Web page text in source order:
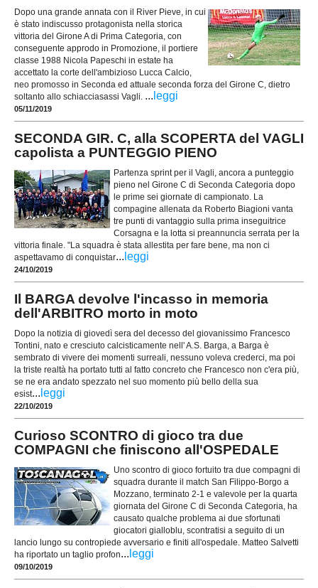
Dopo una grande annata con il River Pieve, in cui
è stato indiscusso protagonista nella storica
vittoria del Girone A di Prima Categoria, con
conseguente approdo in Promozione, il portiere
classe 1988 Nicola Papeschi in estate ha
accettato la corte dell'ambizioso Lucca Calcio,
neo promosso in Seconda ed attuale seconda forza del Girone C, dietro
soltanto allo schiacciasassi Vagli. ... leggi
05/11/2019
SECONDA GIR. C, alla SCOPERTA del VAGLI
capolista a PUNTEGGIO PIENO
Partenza sprint per il Vagli, ancora a punteggio
pieno nel Girone C di Seconda Categoria dopo
le prime sei giornate di campionato. La
compagine allenata da Roberto Biagioni vanta
tre punti di vantaggio sulla prima inseguitrice
Corsagna e la lotta si preannuncia serrata per la
vittoria finale. "La squadra è stata allestita per fare bene, ma non ci
aspettavamo di conquistar... leggi
24/10/2019
Il BARGA devolve l'incasso in memoria
dell'ARBITRO morto in moto
Dopo la notizia di giovedì sera del decesso del giovanissimo Francesco
Tontini, nato e cresciuto calcisticamente nell' A.S. Barga, a Barga è
sembrato di vivere dei momenti surreali, nessuno voleva crederci, ma poi
la triste realtà ha portato tutti al fatto concreto che Francesco non c'era più,
se ne era andato spezzato nel suo momento più bello della sua
esist... leggi
22/10/2019
Curioso SCONTRO di gioco tra due
COMPAGNI che finiscono all'OSPEDALE
Uno scontro di gioco fortuito tra due compagni di
squadra durante il match San Filippo-Borgo a
Mozzano, terminato 2-1 e valevole per la quarta
giornata del Girone C di Seconda Categoria, ha
causato qualche problema ai due sfortunati
giocatori gialloblu, scontratisi a seguito di un
lancio lungo su contropiede avversario e finiti all'ospedale. Matteo Salvetti
ha riportato un taglio profon... leggi
09/10/2019